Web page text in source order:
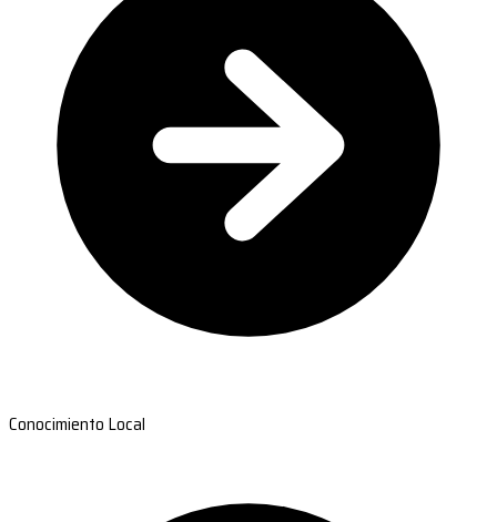
Conocimiento Local